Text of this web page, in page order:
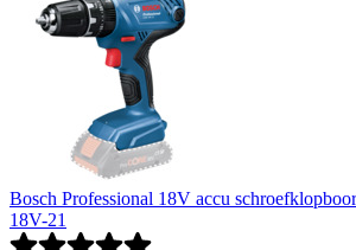
Bosch Professional 18V accu
18V-21